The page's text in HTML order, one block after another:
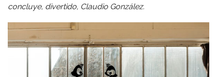
concluye, divertido, Claudio González.